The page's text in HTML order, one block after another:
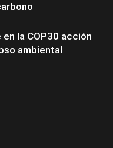
la COP30 acción
ambiental